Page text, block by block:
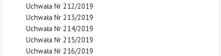
Uchwała Nr 212/2019
Uchwała Nr 213/2019
Uchwała Nr 214/2019
Uchwała Nr 215/2019
Uchwała Nr 216/2019